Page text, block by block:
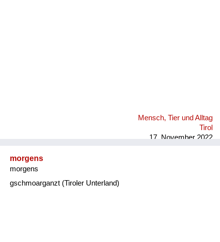
Mensch, Tier und Alltag
Tirol
17. November 2022
morgens
morgens
gschmoarganzt (Tiroler Unterland)